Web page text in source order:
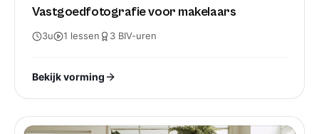
Vastgoedfotografie voor makelaars
3u 1 lessen 3 BIV-uren
Bekijk vorming